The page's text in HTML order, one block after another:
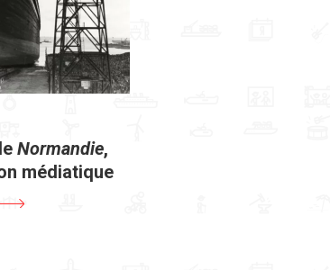
Normandie,
médiatique